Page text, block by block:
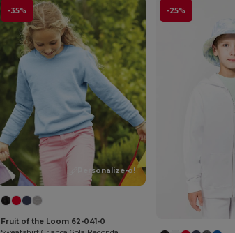
-35%
Personalize-o!
Fruit of the Loom 62-041-0
-25%